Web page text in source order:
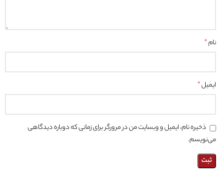
نام*
ایمیل*
ذخیره نام، ایمیل و وبسایت من در مرورگر برای زمانی که دوباره دیدگاهی
می‌نویسم.